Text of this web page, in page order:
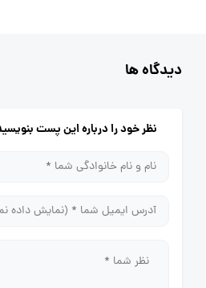
دیدگاه ها
نظر خود را درباره این پست